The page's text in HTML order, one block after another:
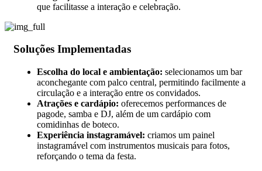
que facilitasse a interação e celebração.
Soluções Implementadas
Escolha do local e ambientação: selecionamos um bar
aconchegante com palco central, permitindo facilmente a
circulação e a interação entre os convidados.
Atrações e cardápio: oferecemos performances de
pagode, samba e DJ, além de um cardápio com
comidinhas de boteco.
Experiência instagramável: criamos um painel
instagramável com instrumentos musicais para fotos,
reforçando o tema da festa.